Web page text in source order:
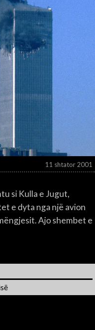
11 shtator 2001
si Kulla e Jugut,
e dyta nga një avion
Ajo shembet e